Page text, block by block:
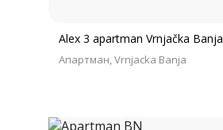
Alex 3 apartman Vrnjačka Banja
Апартман Vrnjacka Banja